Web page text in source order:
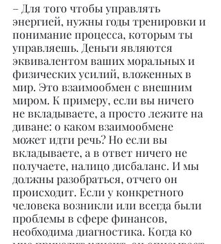
– Для того чтобы управлять
энергией, нужны годы тренировки и
понимание процесса, которым ты
управляешь. Деньги являются
эквивалентом ваших моральных и
физических усилий, вложенных в
мир. Это взаимообмен с внешним
миром. К примеру, если вы ничего
не вкладываете, а просто лежите на
диване: о каком взаимообмене
может идти речь? Но если вы
вкладываете, а в ответ ничего не
получаете, налицо дисбаланс. И мы
должны разобраться, отчего он
происходит. Если у конкретного
человека возникли или всегда были
проблемы в сфере финансов,
необходима диагностика. Когда ко